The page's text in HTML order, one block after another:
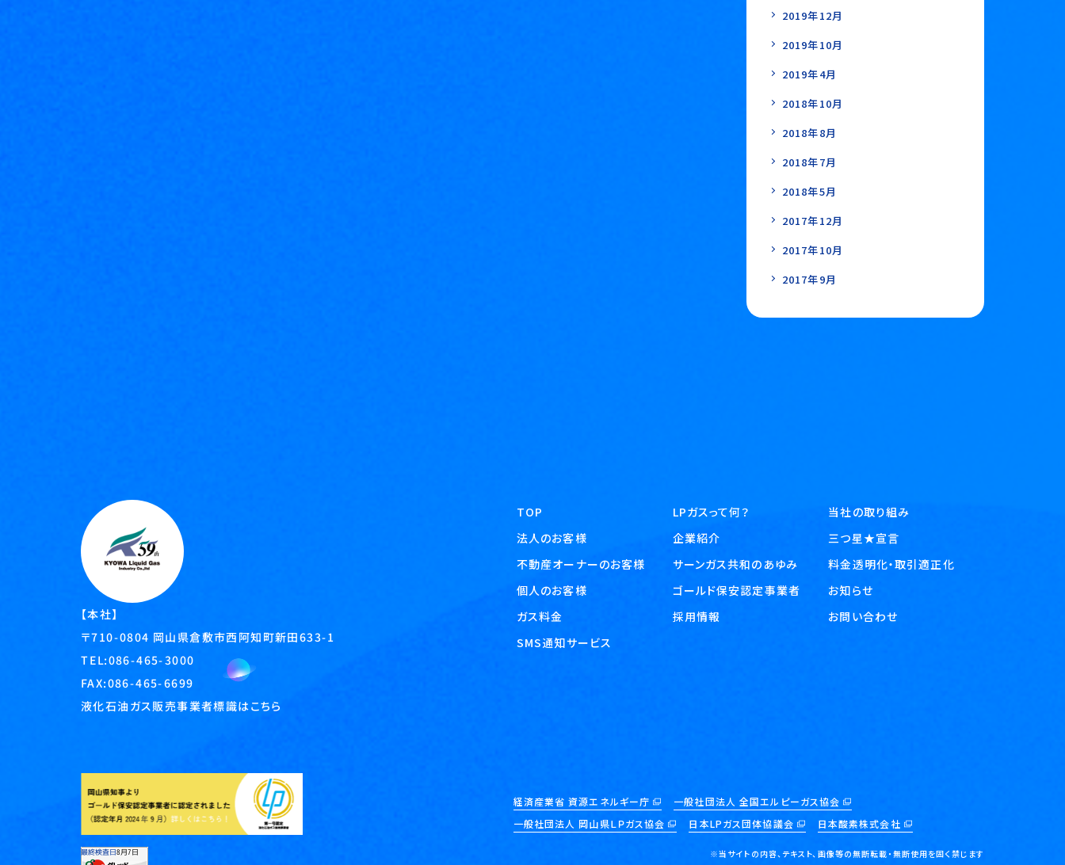
2019年12月
2019年10月
2019年4月
2018年10月
2018年8月
2018年7月
2018年5月
2017年12月
2017年10月
2017年9月
【本社】
〒710-0804 岡山県倉敷市西阿知町新田633-1
TEL:086-465-3000
FAX:086-465-6699
液化石油ガス販売事業者標識はこちら
TOP
法人のお客様
不動産オーナーのお客様
個人のお客様
ガス料金
SMS通知サービス
LPガスって何？
企業紹介
サーンガス共和のあゆみ
ゴールド保安認定事業者
採用情報
当社の取り組み
三つ星★宣言
料金透明化・取引適正化
お知らせ
お問い合わせ
経済産業省 資源エネルギー庁
一般社団法人 全国エルピーガス協会
一般社団法人 岡山県ＬＰガス協会
日本LPガス団体協議会 日本酸素株式会社
※当サイトの内容、テキスト、画像等の無断転載・無断使用を固く禁じます